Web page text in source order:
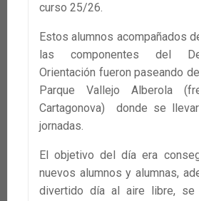
curso 25/26.
Estos alumnos acompañados
las componentes del
Orientación fueron paseando
Parque Vallejo Alberola
Cartagonova) donde se
jornadas.
El objetivo del día era
nuevos alumnos y alumnas,
divertido día al aire libre, se